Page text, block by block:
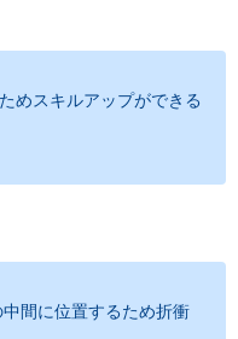
めスキルアップができる
間に位置するため折衝